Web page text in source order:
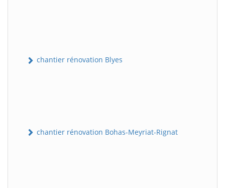
chantier rénovation Blyes
chantier rénovation Bohas-Meyriat-Rignat